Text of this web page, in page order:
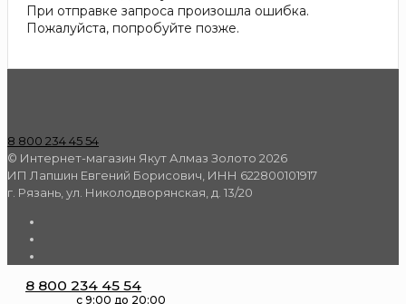
При отправке запроса произошла ошибка.
Пожалуйста, попробуйте позже.
8 800 234 45 54
© Интернет-магазин Якут Алмаз Золото 2026
ИП Лапшин Евгений Борисович, ИНН 622800101917
г. Рязань, ул. Николодворянская, д. 13/20
8 800 234 45 54